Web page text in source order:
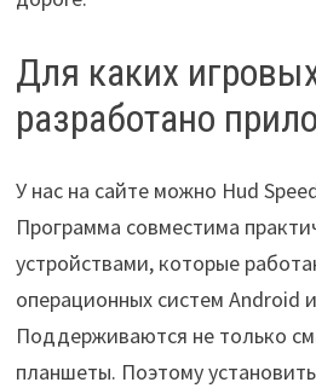
Для каких
разработано
У нас на сайте можно Hud
Программа совместима
устройствами, которые
операционных систем Android
Поддерживаются не только
планшеты. Поэтому